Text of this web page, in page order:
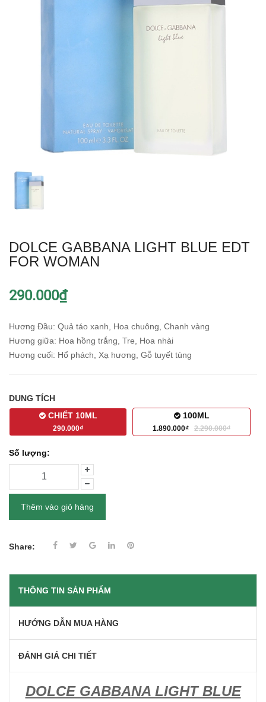
DOLCE GABBANA LIGHT BLUE EDT
FOR WOMAN
290.000₫
Hương Đầu: Quả táo xanh, Hoa chuông, Chanh vàng
Hương giữa: Hoa hồng trắng, Tre, Hoa nhài
Hương cuối: Hổ phách, Xạ hương, Gỗ tuyết tùng
DUNG TÍCH
CHIẾT 10ML
290.000₫
100ML
1.890.000₫ 2.290.000₫
Số lượng:
Thêm vào giỏ hàng
Share:
THÔNG TIN SẢN PHẨM
HƯỚNG DẪN MUA HÀNG
ĐÁNH GIÁ CHI TIẾT
DOLCE GABBANA LIGHT BLUE